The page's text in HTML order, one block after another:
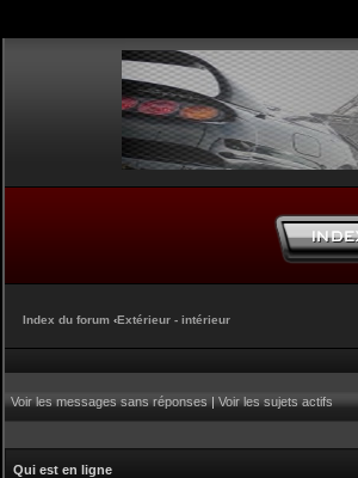
Index du forum ‹Extérieur - intérieur
Voir les messages sans réponses|Voir les sujets actifs
Qui est en ligne